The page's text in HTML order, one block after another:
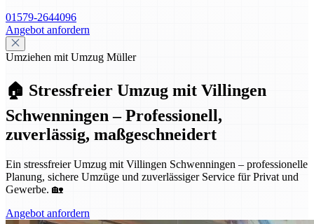
01579-2644096
Angebot anfordern
Umziehen mit Umzug Müller
🏠 Stressfreier Umzug mit Villingen
Schwenningen – Professionell,
zuverlässig, maßgeschneidert
Ein stressfreier Umzug mit Villingen Schwenningen – professionelle
Planung, sichere Umzüge und zuverlässiger Service für Privat und
Gewerbe. 🏡
Angebot anfordern